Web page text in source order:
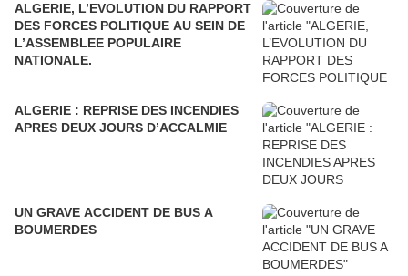
ALGERIE, L’EVOLUTION DU RAPPORT
DES FORCES POLITIQUE AU SEIN DE
L’ASSEMBLEE POPULAIRE
NATIONALE.
ALGERIE : REPRISE DES INCENDIES
APRES DEUX JOURS D’ACCALMIE
UN GRAVE ACCIDENT DE BUS A
BOUMERDES